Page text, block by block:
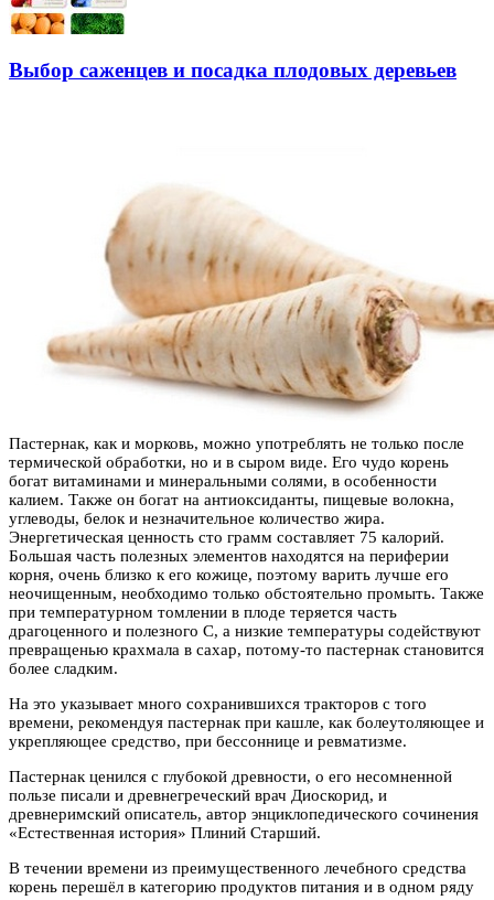
Выбор саженцев и посадка плодовых деревьев
Пастернак, как и морковь, можно употреблять не только после
термической обработки, но и в сыром виде. Его чудо корень
богат витаминами и минеральными солями, в особенности
калием. Также он богат на антиоксиданты, пищевые волокна,
углеводы, белок и незначительное количество жира.
Энергетическая ценность сто грамм составляет 75 калорий.
Большая часть полезных элементов находятся на периферии
корня, очень близко к его кожице, поэтому варить лучше его
неочищенным, необходимо только обстоятельно промыть. Также
при температурном томлении в плоде теряется часть
драгоценного и полезного С, а низкие температуры содействуют
превращенью крахмала в сахар, потому-то пастернак становится
более сладким.
На это указывает много сохранившихся тракторов с того
времени, рекомендуя пастернак при кашле, как болеутоляющее и
укрепляющее средство, при бессоннице и ревматизме.
Пастернак ценился с глубокой древности, о его несомненной
пользе писали и древнегреческий врач Диоскорид, и
древнеримский описатель, автор энциклопедического сочинения
«Естественная история» Плиний Старший.
В течении времени из преимущественного лечебного средства
корень перешёл в категорию продуктов питания и в одном ряду